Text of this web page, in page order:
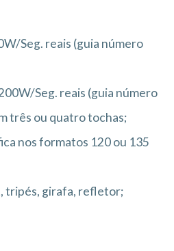
Seg. reais (guia número
Seg. reais (guia número
três ou quatro tochas;
nos formatos 120 ou 135
tripés, girafa, refletor;